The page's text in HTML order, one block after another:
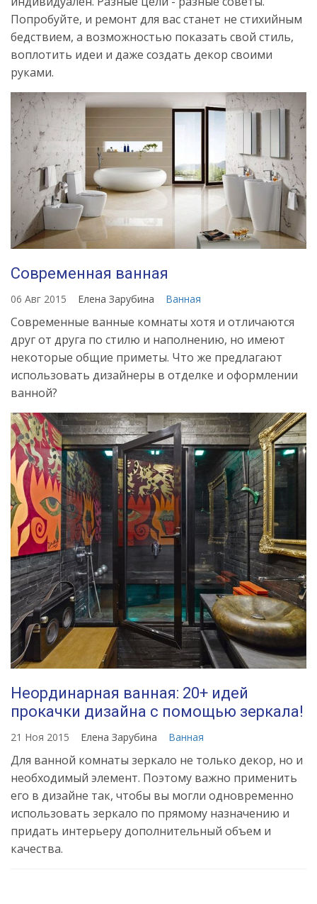
Попробуйте, и ремонт для вас станет не стихийным
бедствием, а возможностью показать свой стиль,
воплотить идеи и даже создать декор своими
руками.
Современная ванная
06 Авг 2015 Елена Зарубина Ванная
Современные ванные комнаты хотя и отличаются
друг от друга по стилю и наполнению, но имеют
некоторые общие приметы. Что же предлагают
использовать дизайнеры в отделке и оформлении
ванной?
Неординарная ванная: 20+ идей
прокачки дизайна с помощью зеркала!
21 Ноя 2015 Елена Зарубина Ванная
Для ванной комнаты зеркало не только декор, но и
необходимый элемент. Поэтому важно применить
его в дизайне так, чтобы вы могли одновременно
использовать зеркало по прямому назначению и
придать интерьеру дополнительный объем и
качества.